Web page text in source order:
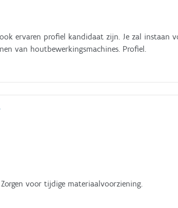
ervaren profiel kandidaat zijn. Je zal instaan
van houtbewerkingsmachines. Profiel.
voor tijdige materiaalvoorziening.